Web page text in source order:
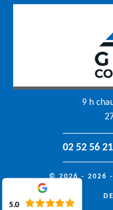
9 h
02 52 56
© 2026 - 2026 -
5.0